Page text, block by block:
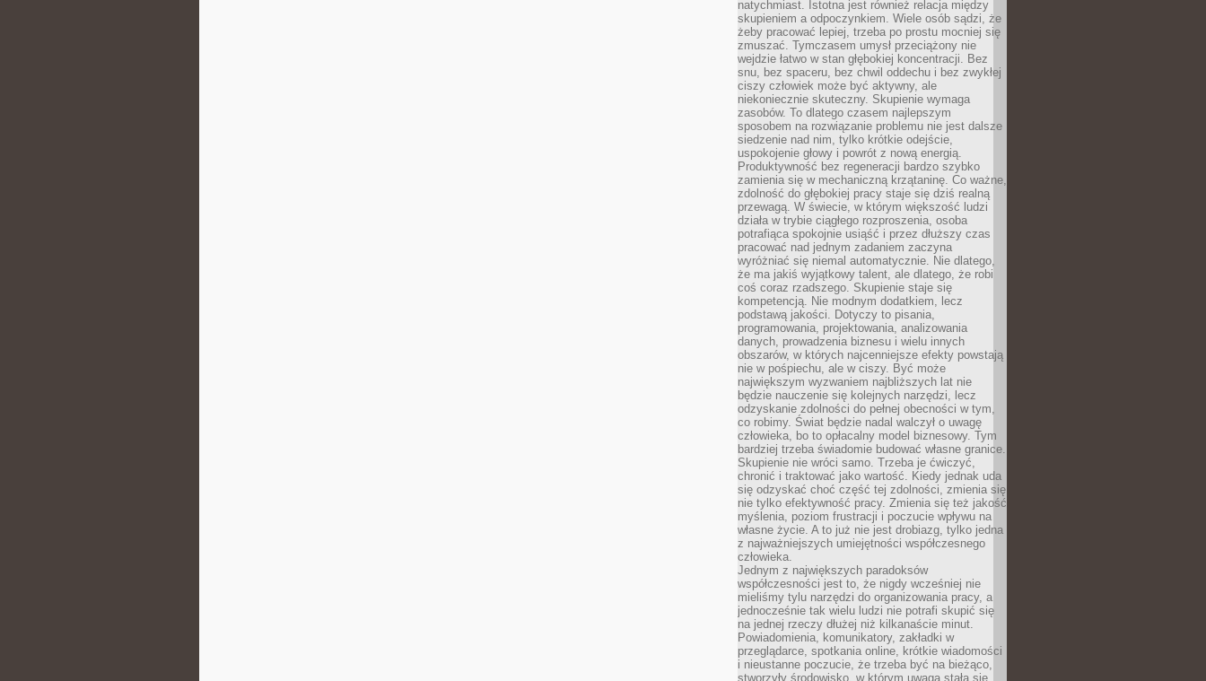
natychmiast. Istotna jest również relacja między
skupieniem a odpoczynkiem. Wiele osób sądzi, że
żeby pracować lepiej, trzeba po prostu mocniej się
zmuszać. Tymczasem umysł przeciążony nie
wejdzie łatwo w stan głębokiej koncentracji. Bez
snu, bez spaceru, bez chwil oddechu i bez zwykłej
ciszy człowiek może być aktywny, ale
niekoniecznie skuteczny. Skupienie wymaga
zasobów. To dlatego czasem najlepszym
sposobem na rozwiązanie problemu nie jest dalsze
siedzenie nad nim, tylko krótkie odejście,
uspokojenie głowy i powrót z nową energią.
Produktywność bez regeneracji bardzo szybko
zamienia się w mechaniczną krzątaninę. Co ważne,
zdolność do głębokiej pracy staje się dziś realną
przewagą. W świecie, w którym większość ludzi
działa w trybie ciągłego rozproszenia, osoba
potrafiąca spokojnie usiąść i przez dłuższy czas
pracować nad jednym zadaniem zaczyna
wyróżniać się niemal automatycznie. Nie dlatego,
że ma jakiś wyjątkowy talent, ale dlatego, że robi
coś coraz rzadszego. Skupienie staje się
kompetencją. Nie modnym dodatkiem, lecz
podstawą jakości. Dotyczy to pisania,
programowania, projektowania, analizowania
danych, prowadzenia biznesu i wielu innych
obszarów, w których najcenniejsze efekty powstają
nie w pośpiechu, ale w ciszy. Być może
największym wyzwaniem najbliższych lat nie
będzie nauczenie się kolejnych narzędzi, lecz
odzyskanie zdolności do pełnej obecności w tym,
co robimy. Świat będzie nadal walczył o uwagę
człowieka, bo to opłacalny model biznesowy. Tym
bardziej trzeba świadomie budować własne granice.
Skupienie nie wróci samo. Trzeba je ćwiczyć,
chronić i traktować jako wartość. Kiedy jednak uda
się odzyskać choć część tej zdolności, zmienia się
nie tylko efektywność pracy. Zmienia się też jakość
myślenia, poziom frustracji i poczucie wpływu na
własne życie. A to już nie jest drobiazg, tylko jedna
z najważniejszych umiejętności współczesnego
człowieka.
Jednym z największych paradoksów
współczesności jest to, że nigdy wcześniej nie
mieliśmy tylu narzędzi do organizowania pracy, a
jednocześnie tak wielu ludzi nie potrafi skupić się
na jednej rzeczy dłużej niż kilkanaście minut.
Powiadomienia, komunikatory, zakładki w
przeglądarce, spotkania online, krótkie wiadomości
i nieustanne poczucie, że trzeba być na bieżąco,
stworzyły środowisko, w którym uwaga stała się